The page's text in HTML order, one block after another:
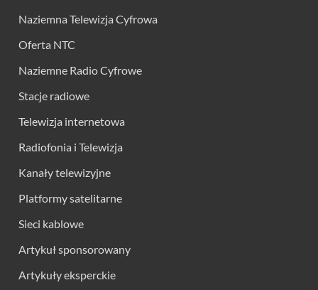
Naziemna Telewizja Cyfrowa
Oferta NTC
Naziemne Radio Cyfrowe
Stacje radiowe
Telewizja internetowa
Radiofonia i Telewizja
Kanały telewizyjne
Platformy satelitarne
Sieci kablowe
Artykuł sponsorowany
Artykuły eksperckie